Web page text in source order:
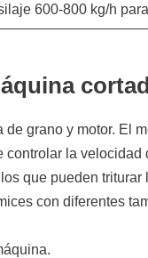
600-800 kg/h
grano y motor. El
controlar la velocidad
que pueden
con diferentes